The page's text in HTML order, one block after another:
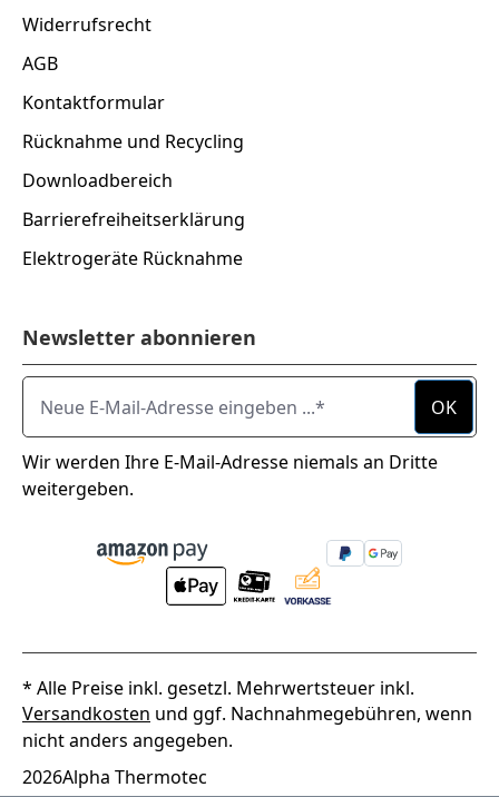
Widerrufsrecht
AGB
Kontaktformular
Rücknahme und Recycling
Downloadbereich
Barrierefreiheitserklärung
Elektrogeräte Rücknahme
Newsletter abonnieren
Neue E-Mail-Adresse eingeben ...
OK
Wir werden Ihre E-Mail-Adresse niemals an Dritte
weitergeben.
* Alle Preise inkl. gesetzl. Mehrwertsteuer inkl.
Versandkosten und ggf. Nachnahmegebühren, wenn
nicht anders angegeben.
2026Alpha Thermotec